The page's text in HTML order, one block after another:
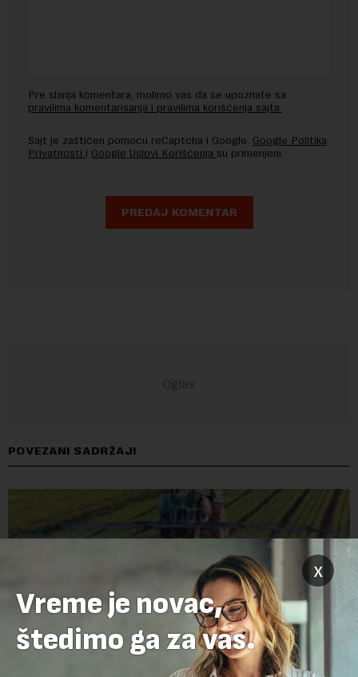
Pre slanja komentara, molimo vas da se upoznate sa
pravilima komentarisanja i pravilima korišćenja sajta.
Sajt je zaštićen pomocu reCaptcha i Google. Google Politika
Privatnosti i Google Uslovi Korišćenja su primenjeni.
POVEZANI SADRŽAJI
x
Vreme je novac,
štedimo ga za vas.